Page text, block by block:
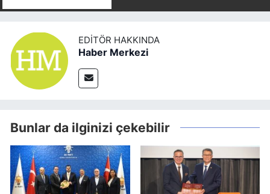
EDITÖR HAKKINDA
Haber Merkezi
Bunlar da ilginizi çekebilir